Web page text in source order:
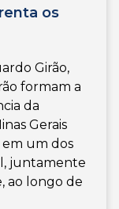
os
Girão,
formam a
da
Gerais
um dos
juntamente
ao longo de